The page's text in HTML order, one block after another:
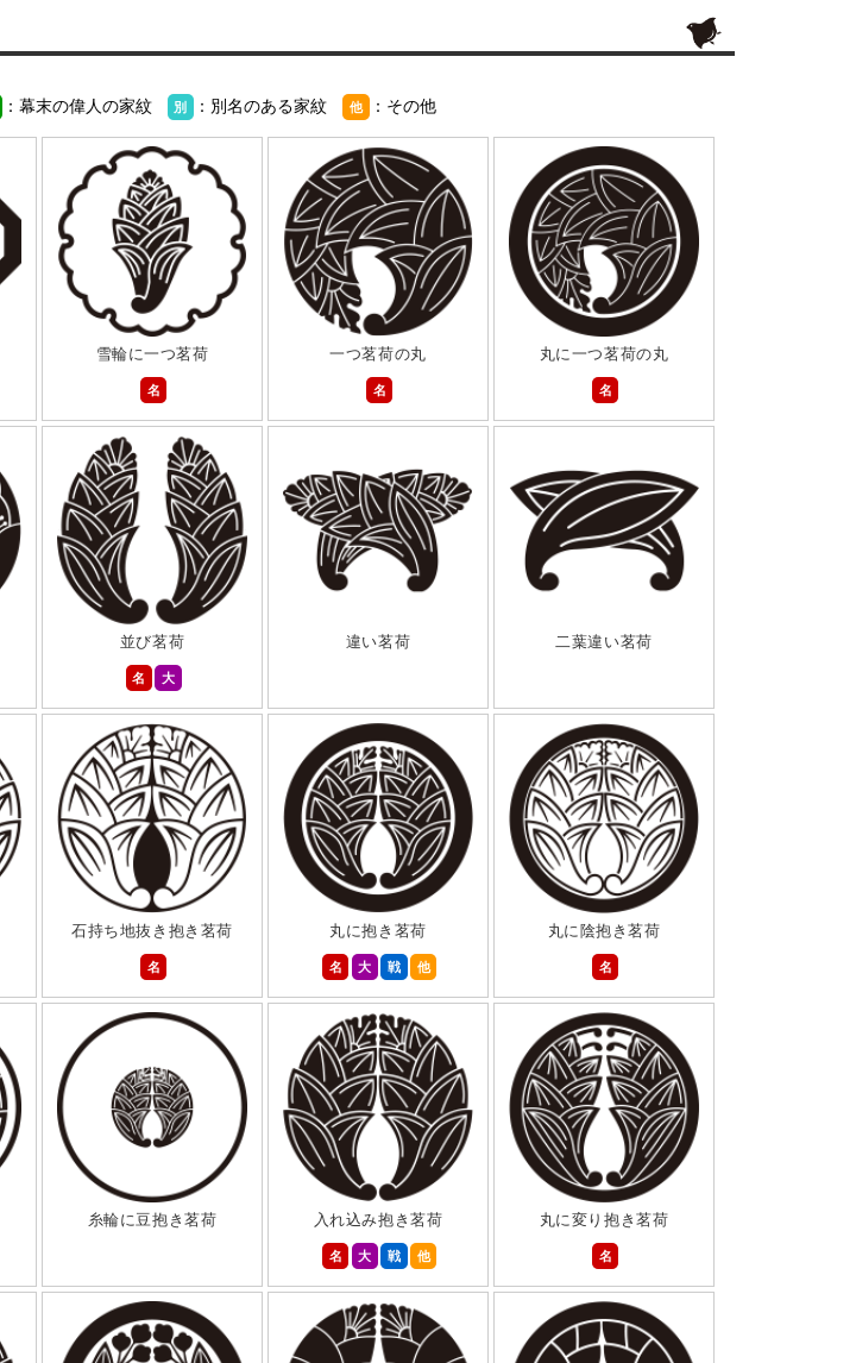
：幕末の偉人の家紋 別 ：別名のある家紋 他 ：その他
雪輪に一つ茗荷
名
一つ茗荷の丸
名
丸に一つ茗荷の丸
名
並び茗荷
名
大
違い茗荷 二葉違い茗荷
石持ち地抜き抱き茗荷
名
丸に抱き茗荷
名
大 戦 他
丸に陰抱き茗荷
名
糸輪に豆抱き茗荷
入れ込み抱き茗荷
名
大 戦 他
丸に変り抱き茗荷
名